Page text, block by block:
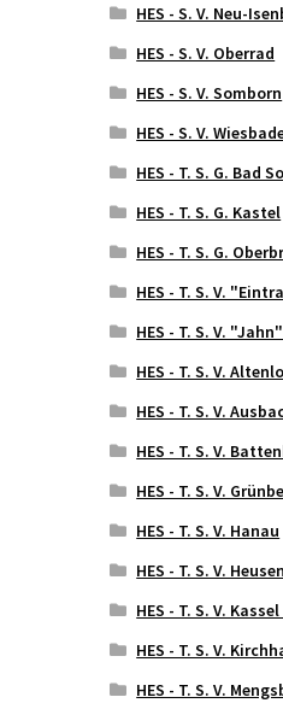
HES - S. V. Neu-
HES - S. V. Oberrad
HES - S. V. Somborn
HES - S. V.
HES - T. S. G. Bad
HES - T. S. G. Kastel
HES - T. S. G.
HES - T. S. V.
HES - T. S. V.
HES - T. S. V.
HES - T. S. V.
HES - T. S. V.
HES - T. S. V.
HES - T. S. V. Hanau
HES - T. S. V.
HES - T. S. V.
HES - T. S. V.
HES - T. S. V.